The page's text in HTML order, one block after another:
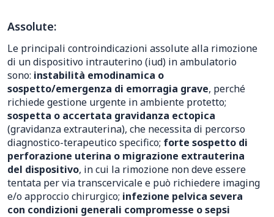
Assolute:
Le principali controindicazioni assolute alla rimozione
di un dispositivo intrauterino (iud) in ambulatorio
sono: instabilità emodinamica o
sospetto/emergenza di emorragia grave, perché
richiede gestione urgente in ambiente protetto;
sospetta o accertata gravidanza ectopica
(gravidanza extrauterina), che necessita di percorso
diagnostico-terapeutico specifico; forte sospetto di
perforazione uterina o migrazione extrauterina
del dispositivo, in cui la rimozione non deve essere
tentata per via transcervicale e può richiedere imaging
e/o approccio chirurgico; infezione pelvica severa
con condizioni generali compromesse o sepsi